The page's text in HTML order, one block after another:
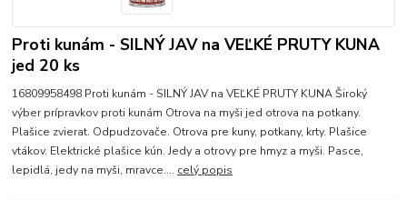
Proti kunám - SILNÝ JAV na VEĽKÉ PRUTY KUNA
jed 20 ks
16809958498 Proti kunám - SILNÝ JAV na VEĽKÉ PRUTY KUNA Široký
výber prípravkov proti kunám Otrova na myši jed otrova na potkany.
Plašice zvierat. Odpudzovače. Otrova pre kuny, potkany, krty. Plašice
vtákov. Elektrické plašice kún. Jedy a otrovy pre hmyz a myši. Pasce,
lepidlá, jedy na myši, mravce.... celý popis